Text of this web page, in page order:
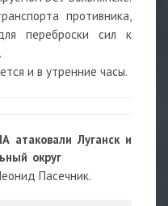
противника,
переброски сил к
и в утренние часы.
атаковали Луганск и
округ
Пасечник.